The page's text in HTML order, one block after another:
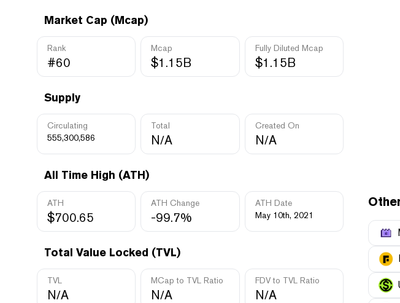
Market Cap (Mcap)
Rank
#60
Mcap
$1.15B
Fully Diluted Mcap
$1.15B
Supply
Circulating
555,300,586
Total
N/A
Created On
N/A
All Time High (ATH)
ATH
$700.65
ATH Change
-99.7%
ATH Date
May 10th, 2021
Total Value Locked (TVL)
TVL
N/A
MCap to TVL Ratio
N/A
FDV to TVL Ratio
N/A